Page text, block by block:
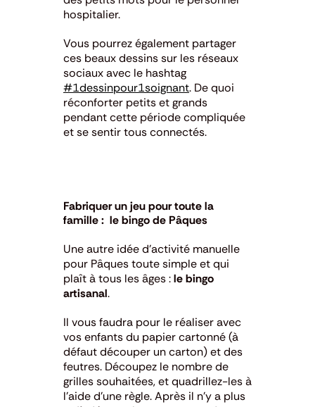
hospitalier.
Vous pourrez également partager
ces beaux dessins sur les réseaux
sociaux avec le hashtag
#1dessinpour1soignant. De quoi
réconforter petits et grands
pendant cette période compliquée
et se sentir tous connectés.
Fabriquer un jeu pour toute la
famille : le bingo de Pâques
Une autre idée d’activité manuelle
pour Pâques toute simple et qui
plaît à tous les âges :le bingo
artisanal.
Il vous faudra pour le réaliser avec
vos enfants du papier cartonné (à
défaut découper un carton) et des
feutres. Découpez le nombre de
grilles souhaitées, et quadrillez-les à
l’aide d’une règle. Après il n’y a plus